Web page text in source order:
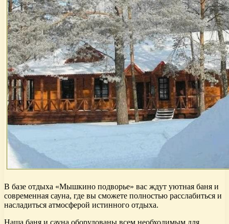
В базе отдыха «Мышкино подворье» вас ждут уютная баня и
современная сауна, где вы сможете полностью расслабиться и
насладиться атмосферой истинного отдыха.